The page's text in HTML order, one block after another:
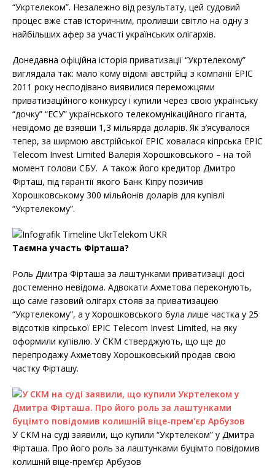
“Укртелеком”. Незалежно від результату, цей судовий
процес вже став історичним, проливши світло на одну з
найбільших афер за участі українських олігархів.
Донедавна офіційна історія приватизації “Укртелекому”
виглядала так: мало кому відомі австрійці з компанії EPIC
2011 року несподівано виявилися переможцями
приватизаційного конкурсу і купили через свою українську
“дочку” “ЕСУ” українського телекомунікаційного гіганта,
невідомо де взявши 1,3 мільярда доларів. Як з’ясувалося
тепер, за ширмою австрійської EPIC ховалася кіпрська EPIC
Telecom Invest Limited Валерія Хорошковського – на той
момент голови СБУ. А також його кредитор Дмитро
Фірташ, під гарантії якого Банк Кіпру позичив
Хорошковському 300 мільйонів доларів для купівлі
“Укртелекому”.
Таємна участь Фірташа?
Роль Дмитра Фірташа за лаштунками приватизації досі
достеменно невідома. Адвокати Ахметова переконують,
що саме газовий олігарх стояв за приватизацією
“Укртелекому”, а у Хорошковського була лише частка у 25
відсотків кіпрської EPIC Telecom Invest Limited, на яку
оформили купівлю. У СКМ стверджують, що ще до
перепродажу Ахметову Хорошковський продав свою
частку Фірташу.
У СКМ на суді заявили, що купили “Укртелеком” у Дмитра
Фірташа. Про його роль за лаштунками буцімто повідомив
колишній віце-прем’єр Арбузов